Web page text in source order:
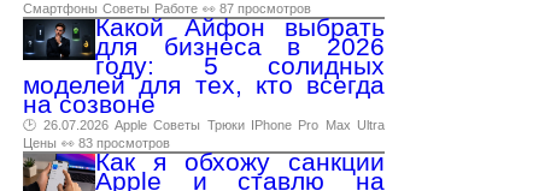
Смартфоны Советы Работе 👀 87 просмотров
Какой Айфон выбрать
для бизнеса в 2026
году: 5 солидных
моделей для тех, кто всегда
на созвоне
🕑 26.07.2026 Apple Советы Трюки IPhone Pro Max Ultra
Цены 👀 83 просмотров
Как я обхожу санкции
Apple и ставлю на